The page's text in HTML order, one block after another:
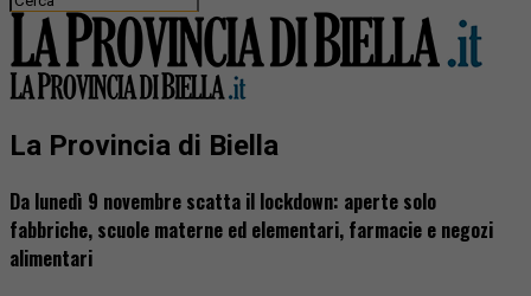
La Provincia di Biella
Da lunedì 9 novembre scatta il lockdown: aperte solo
fabbriche, scuole materne ed elementari, farmacie e negozi
alimentari